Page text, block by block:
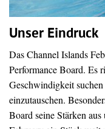
Unser Eindruck
Das Channel Islands
Performance Board. Es
Geschwindigkeit
einzutauschen.
Board seine Stärken